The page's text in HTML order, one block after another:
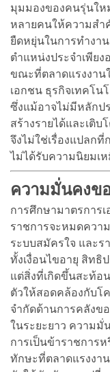
มุมมองของคนรุ่นให
หลายคนให้ความสำ
ยืดหยุ่นในการทำงา
ตำแหน่งประจำเพียง
ขณะที่ตลาดแรงงาน
เอกชน ธุรกิจเทคโ
ซึ่งแม้อาจไม่มีหลักป
สร้างรายได้และเติบ
จึงไม่ใช่เรื่องแปลก
ไม่ได้รับความนิยมเ
ความมั่นคงข
การศึกษามาตรการ
ราชการจะหมดควา
ระบบสมัครใจ และร
ทั้งเงื่อนไขอายุ สิท
แต่สิ่งที่เกิดขึ้นสะท้อ
ตัวให้สอดคล้องกับโ
จำกัดด้านการคลังข
ในระยะยาว ความมั่
การเป็นข้าราชการ
ทักษะที่ตลาดแรงงา